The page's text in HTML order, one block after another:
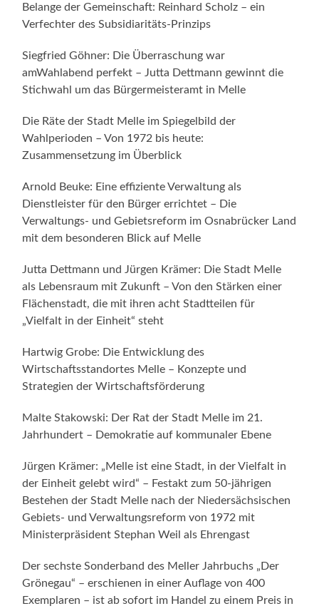
Belange der Gemeinschaft: Reinhard Scholz – ein
Verfechter des Subsidiaritäts-Prinzips
Siegfried Göhner: Die Überraschung war
amWahlabend perfekt – Jutta Dettmann gewinnt die
Stichwahl um das Bürgermeisteramt in Melle
Die Räte der Stadt Melle im Spiegelbild der
Wahlperioden – Von 1972 bis heute:
Zusammensetzung im Überblick
Arnold Beuke: Eine effiziente Verwaltung als
Dienstleister für den Bürger errichtet – Die
Verwaltungs- und Gebietsreform im Osnabrücker Land
mit dem besonderen Blick auf Melle
Jutta Dettmann und Jürgen Krämer: Die Stadt Melle
als Lebensraum mit Zukunft – Von den Stärken einer
Flächenstadt, die mit ihren acht Stadtteilen für
„Vielfalt in der Einheit“ steht
Hartwig Grobe: Die Entwicklung des
Wirtschaftsstandortes Melle – Konzepte und
Strategien der Wirtschaftsförderung
Malte Stakowski: Der Rat der Stadt Melle im 21.
Jahrhundert – Demokratie auf kommunaler Ebene
Jürgen Krämer: „Melle ist eine Stadt, in der Vielfalt in
der Einheit gelebt wird“ – Festakt zum 50-jährigen
Bestehen der Stadt Melle nach der Niedersächsischen
Gebiets- und Verwaltungsreform von 1972 mit
Ministerpräsident Stephan Weil als Ehrengast
Der sechste Sonderband des Meller Jahrbuchs „Der
Grönegau“ – erschienen in einer Auflage von 400
Exemplaren – ist ab sofort im Handel zu einem Preis in